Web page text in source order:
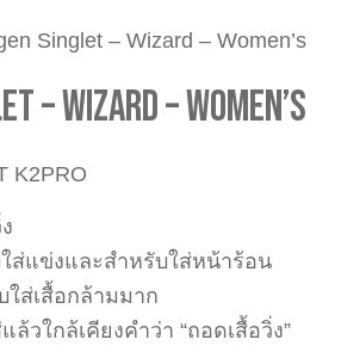
Singlet – Wizard – Women’s
– Wizard – Women’s
K2PRO
ส่แข่งและสำหรับใส่หน้าร้อน
ส่เสื้อกล้ามมาก
ล้วใกล้เคียงคำว่า “ถอดเสื้อวิ่ง”